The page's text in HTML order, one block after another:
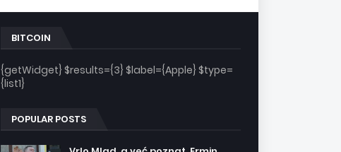
BITCOIN
{getWidget} $results={3} $label={Apple} $type=
{list1}
POPULAR POSTS